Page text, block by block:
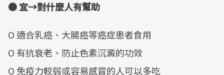
● 宜→對什麼人有幫助
O 適合乳癌、大腸癌等癌症患者食用
O 有抗衰老、防止色素沉澱的功效
O 免疫力較弱或容易感冒的人可以多吃